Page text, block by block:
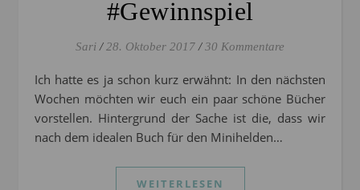
#Gewinnspiel
Sari / 28. Oktober 2017 / 30 Kommentare
Ich hatte es ja schon kurz erwähnt: In den nächsten
Wochen möchten wir euch ein paar schöne Bücher
vorstellen. Hintergrund der Sache ist die, dass wir
nach dem idealen Buch für den Minihelden…
WEITERLESEN